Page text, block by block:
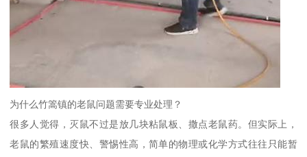
为什么竹篙镇的老鼠问题需要专业处理？
很多人觉得，灭鼠不过是放几块粘鼠板、撒点老鼠药。但实际上，
老鼠的繁殖速度快、警惕性高，简单的物理或化学方式往往只能暂